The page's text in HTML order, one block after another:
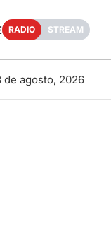
RADIO STREAM
de agosto, 2026